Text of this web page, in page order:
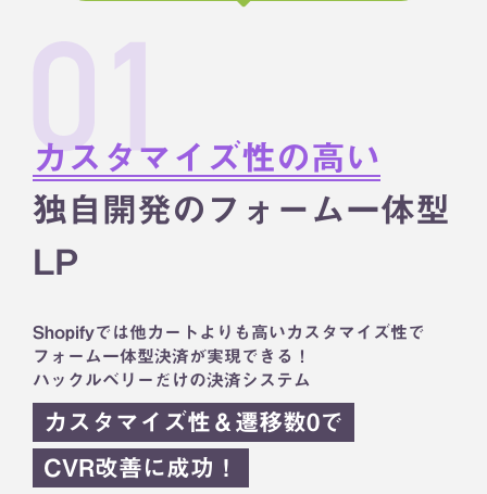
カスタマイズ性の高い
独自開発のフォーム一体型
LP
Shopifyでは他カートよりも高いカスタマイズ性で
フォーム一体型決済が実現できる！
ハックルベリーだけの決済システム
カスタマイズ性＆遷移数0で
CVR改善に成功！